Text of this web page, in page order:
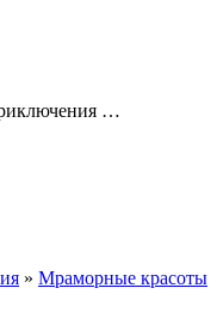
…
» Мраморные красоты